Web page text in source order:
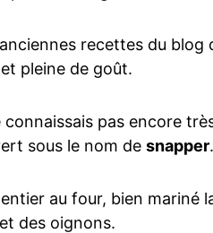
recettes du blog
pleine de goût.
pas encore
sous le nom desnapper.
au four, bien mariné
des oignons.